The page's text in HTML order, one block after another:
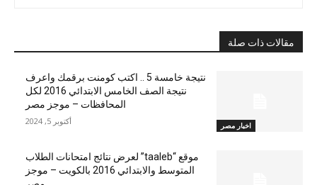
مقالات ذات صلة
اخبار مصر
نتيجة خامسة 5 .. اكتب كومنت برقمك واعرف
نتيجة الصف الخامس الابتدائي 2016 لكل
المحافظات – موجز مصر
أكتوبر 5, 2024
موقع “taaleb” لعرض نتائج امتحانات الطلاب
المتوسط والابتدائي 2016 بالكويت – موجز